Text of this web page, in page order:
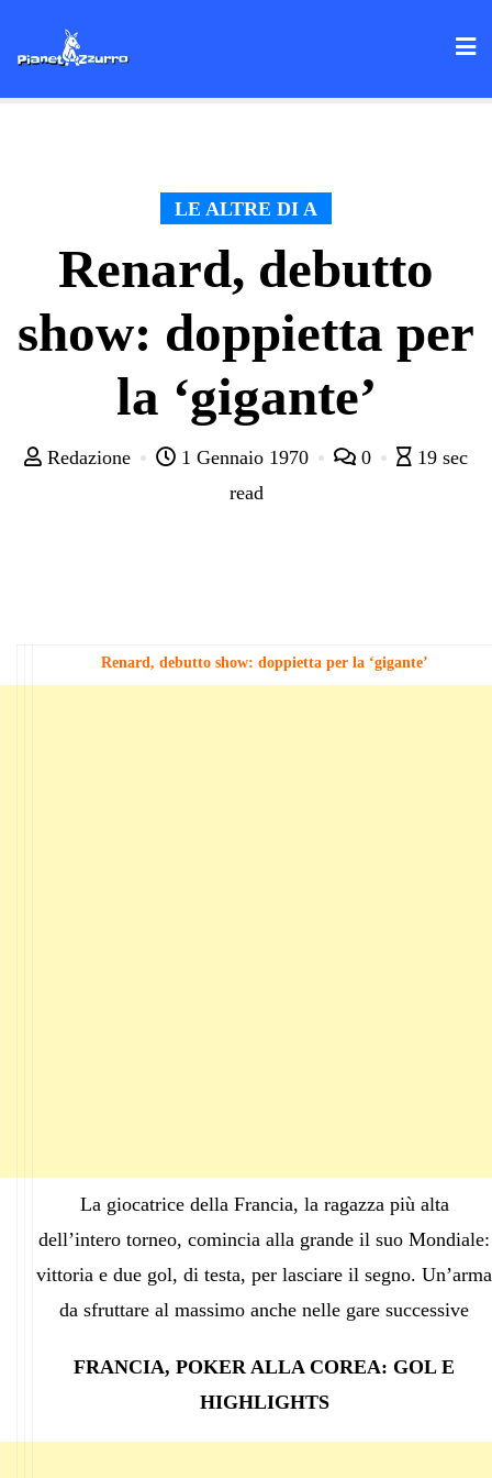
LE ALTRE DI A
Renard, debutto
show: doppietta per
la ‘gigante’
Redazione 1 Gennaio 1970 0
19 sec
read
Renard, debutto show: doppietta per la ‘gigante’
La giocatrice della Francia, la ragazza più alta
dell’intero torneo, comincia alla grande il suo Mondiale:
vittoria e due gol, di testa, per lasciare il segno. Un’arma
da sfruttare al massimo anche nelle gare successive
FRANCIA, POKER ALLA COREA: GOL E
HIGHLIGHTS